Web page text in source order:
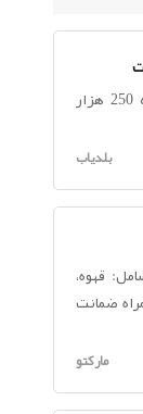
جای تبلیغ شما اینجاست، ماهانه 250 هزار
بلدیاب
قهوه،
ضمانت
مارکتو